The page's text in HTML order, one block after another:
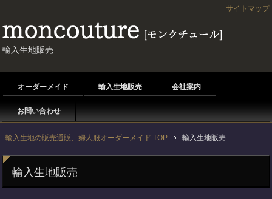
輸入生地販売
オーダーメイド 輸入生地販売 会社案内
お問い合わせ
輸入生地の販売通販、婦人服オーダーメイド TOP 輸入生地販売
輸入生地販売
サイトマップ